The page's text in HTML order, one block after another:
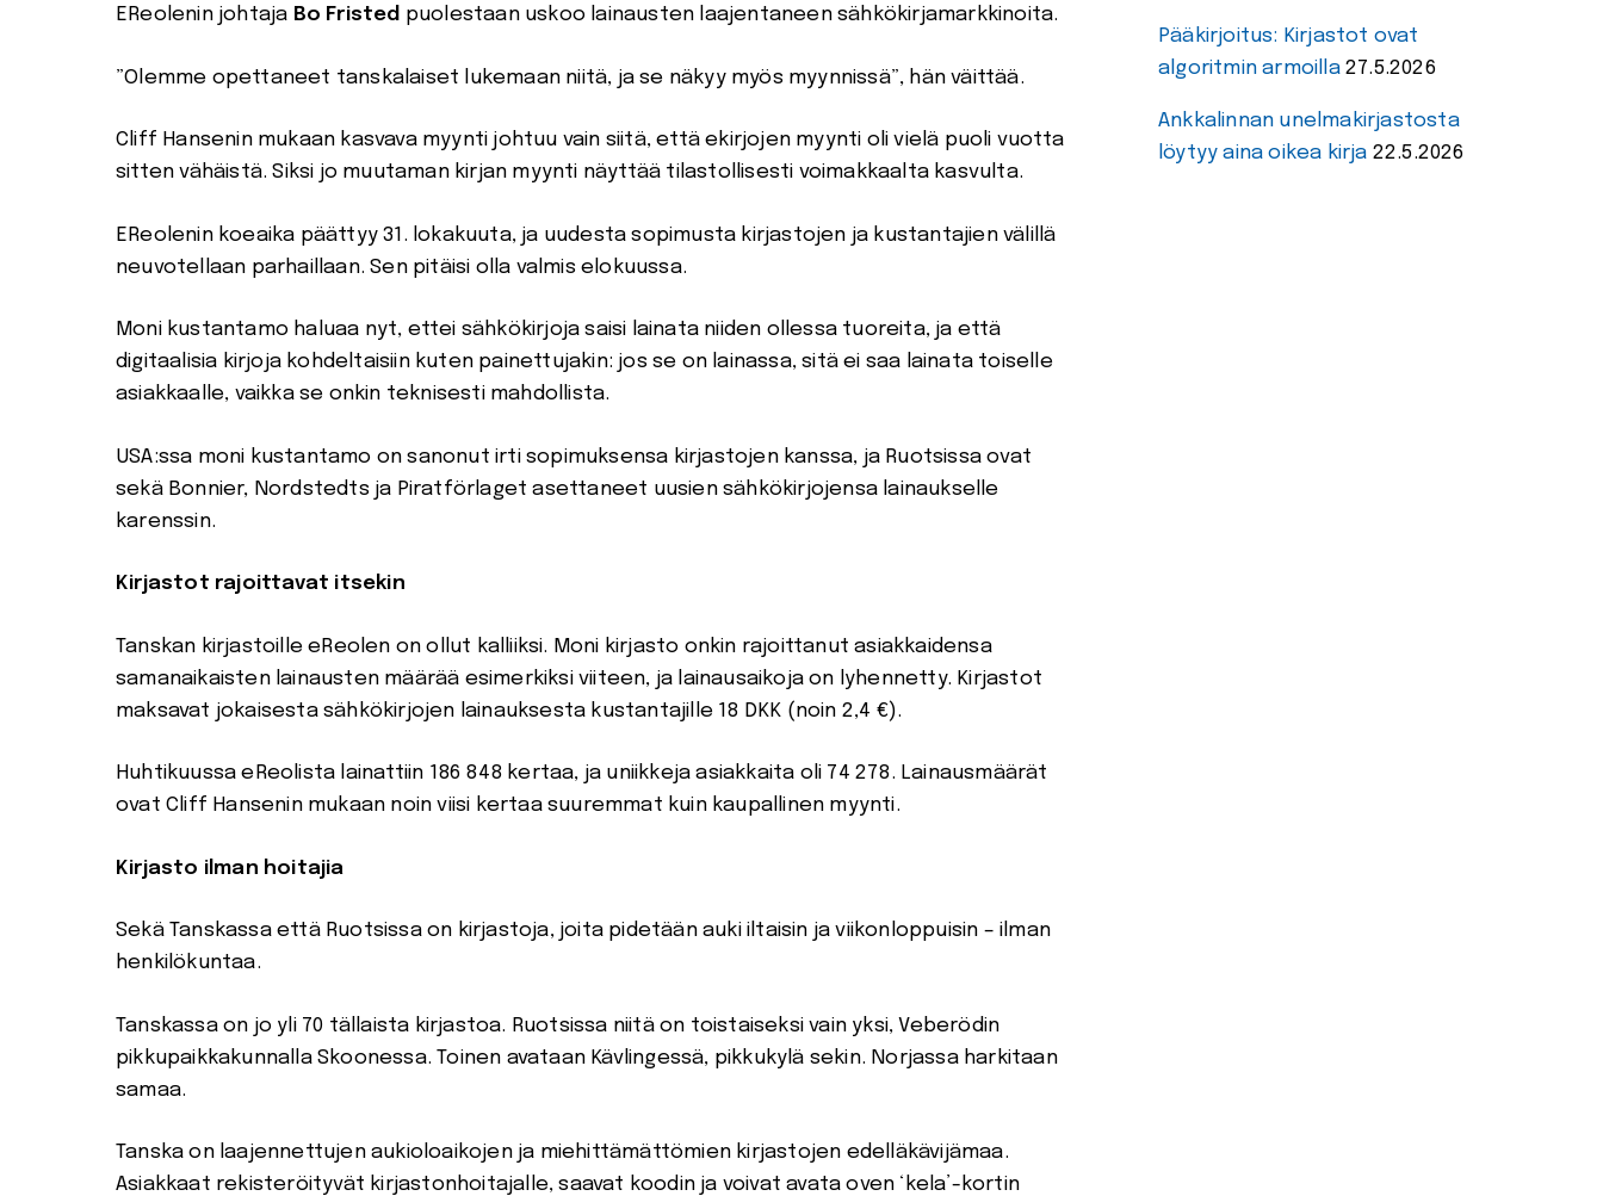
EReolenin johtaja Bo Fristed puolestaan uskoo lainausten laajentaneen sähkökirjamarkkinoita.
”Olemme opettaneet tanskalaiset lukemaan niitä, ja se näkyy myös myynnissä”, hän väittää.
Cliff Hansenin mukaan kasvava myynti johtuu vain siitä, että ekirjojen myynti oli vielä puoli vuotta
sitten vähäistä. Siksi jo muutaman kirjan myynti näyttää tilastollisesti voimakkaalta kasvulta.
EReolenin koeaika päättyy 31. lokakuuta, ja uudesta sopimusta kirjastojen ja kustantajien välillä
neuvotellaan parhaillaan. Sen pitäisi olla valmis elokuussa.
Moni kustantamo haluaa nyt, ettei sähkökirjoja saisi lainata niiden ollessa tuoreita, ja että
digitaalisia kirjoja kohdeltaisiin kuten painettujakin: jos se on lainassa, sitä ei saa lainata toiselle
asiakkaalle, vaikka se onkin teknisesti mahdollista.
USA:ssa moni kustantamo on sanonut irti sopimuksensa kirjastojen kanssa, ja Ruotsissa ovat
sekä Bonnier, Nordstedts ja Piratförlaget asettaneet uusien sähkökirjojensa lainaukselle
karenssin.
Kirjastot rajoittavat itsekin
Tanskan kirjastoille eReolen on ollut kalliiksi. Moni kirjasto onkin rajoittanut asiakkaidensa
samanaikaisten lainausten määrää esimerkiksi viiteen, ja lainausaikoja on lyhennetty. Kirjastot
maksavat jokaisesta sähkökirjojen lainauksesta kustantajille 18 DKK (noin 2,4 €).
Huhtikuussa eReolista lainattiin 186 848 kertaa, ja uniikkeja asiakkaita oli 74 278. Lainausmäärät
ovat Cliff Hansenin mukaan noin viisi kertaa suuremmat kuin kaupallinen myynti.
Kirjasto ilman hoitajia
Sekä Tanskassa että Ruotsissa on kirjastoja, joita pidetään auki iltaisin ja viikonloppuisin – ilman
henkilökuntaa.
Tanskassa on jo yli 70 tällaista kirjastoa. Ruotsissa niitä on toistaiseksi vain yksi, Veberödin
pikkupaikkakunnalla Skoonessa. Toinen avataan Kävlingessä, pikkukylä sekin. Norjassa harkitaan
samaa.
Tanska on laajennettujen aukioloaikojen ja miehittämättömien kirjastojen edelläkävijämaa.
Asiakkaat rekisteröityvät kirjastonhoitajalle, saavat koodin ja voivat avata oven ‘kela’-kortin
Pääkirjoitus: Kirjastot ovat
algoritmin armoilla 27.5.2026
Ankkalinnan unelmakirjastosta
löytyy aina oikea kirja 22.5.2026